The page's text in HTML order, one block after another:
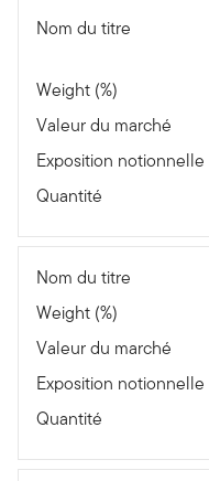
Nom du titre
Weight (%)
Valeur du marché
Exposition notionnelle
Quantité
Nom du titre
Weight (%)
Valeur du marché
Exposition notionnelle
Quantité